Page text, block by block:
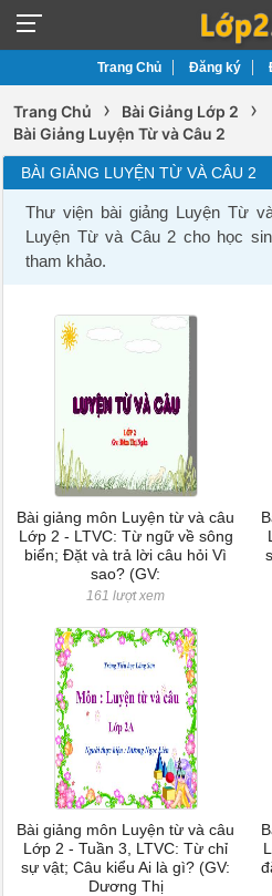
Trang Chủ Đăng ký
Trang Chủ › Bài Giảng Lớp 2 ›
Bài Giảng Luyện Từ và Câu 2
BÀI GIẢNG LUYỆN TỪ VÀ CÂU 2
Thư viện bài giảng Luyện Từ
Luyện Từ và Câu 2 cho học
tham khảo.
Bài giảng môn Luyện từ và câu
Lớp 2 - LTVC: Từ ngữ về sông
biển; Đặt và trả lời câu hỏi Vì
sao? (GV:
161 lượt xem
Bài giảng môn Luyện từ và câu
Lớp 2 - Tuần 3, LTVC: Từ chỉ
sự vật; Câu kiểu Ai là gì? (GV:
Dương Thị